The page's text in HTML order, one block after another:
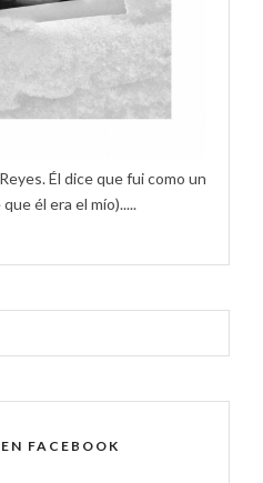
Él dice que fui como un
él era el mío).....
FACEBOOK